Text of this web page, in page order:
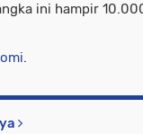
ini hampir
.